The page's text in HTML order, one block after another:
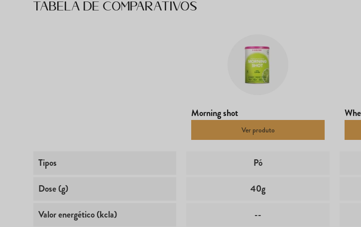
Tabela de comparativos
Morning shot
Ver produto
Tipos Pó
Dose (g)
40g
Valor energético (kcla)
--